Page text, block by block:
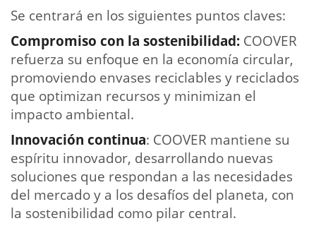
Se centrará en los siguientes puntos claves:
Compromiso con la sostenibilidad: COOVER
refuerza su enfoque en la economía circular,
promoviendo envases reciclables y reciclados
que optimizan recursos y minimizan el
impacto ambiental.
Innovación continua: COOVER mantiene su
espíritu innovador, desarrollando nuevas
soluciones que respondan a las necesidades
del mercado y a los desafíos del planeta, con
la sostenibilidad como pilar central.